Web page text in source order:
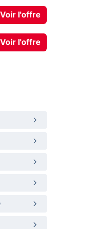
Voir l'offre
Voir l'offre